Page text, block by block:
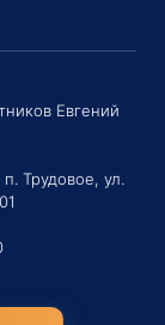
Евгений
Трудовое, ул.